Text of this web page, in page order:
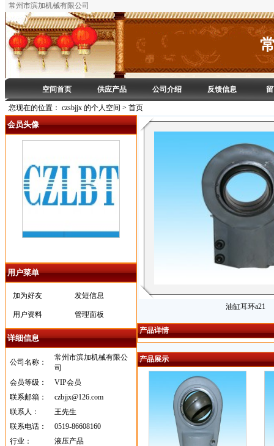
常州市滨加机械有限公司
空间首页 供应产品 公司介绍 反馈信息
您现在的位置： czsbjjx 的个人空间 > 首页
会员头像
用户菜单
加为好友 发短信息
用户资料 管理面板
详细信息
公司名称：
常州市滨加机械有限公
司
会员等级：
VIP会员
联系邮箱：
czbjjx@126.com
联系人：
王先生
联系电话：
0519-86608160
行业：
液压产品
油缸耳环a21
产品详情
产品展示